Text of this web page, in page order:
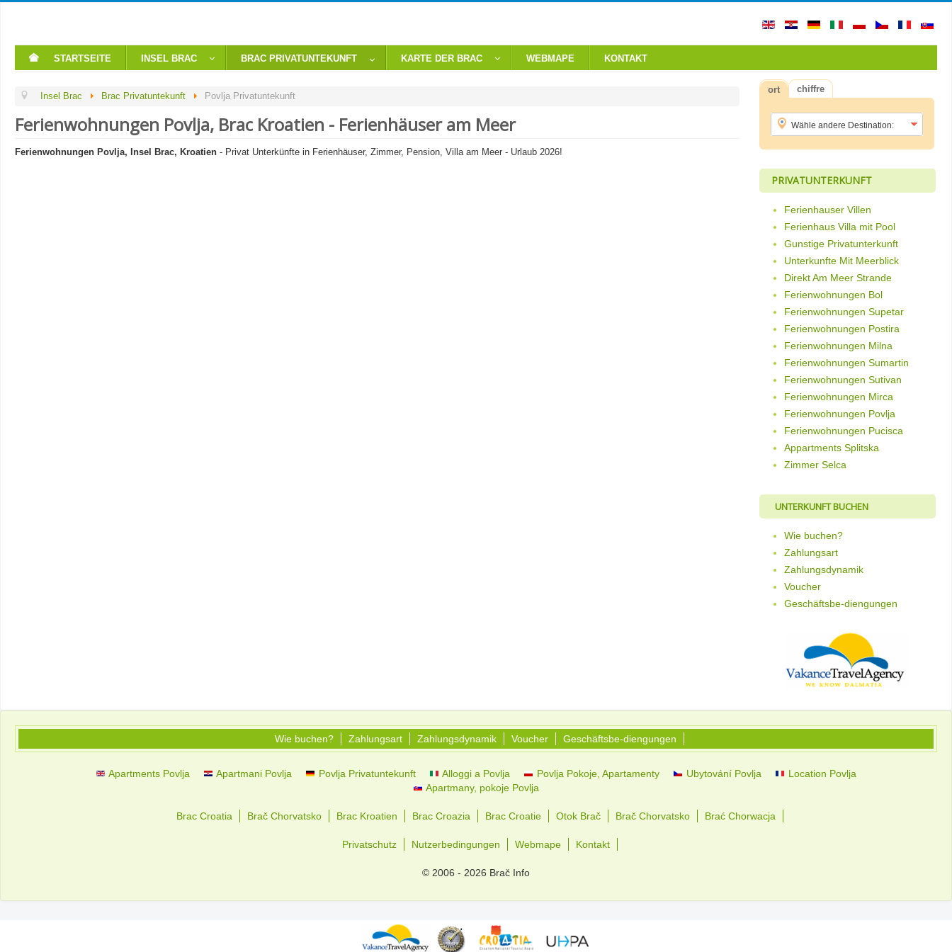
STARTSEITE INSEL BRAC BRAC PRIVATUNTEKUNFT KARTE DER BRAC WEBMAPE KONTAKT
Insel Brac Brac Privatuntekunft Povlja Privatuntekunft
Ferienwohnungen Povlja, Brac Kroatien - Ferienhäuser am Meer
Ferienwohnungen Povlja, Insel Brac, Kroatien - Privat Unterkünfte in Ferienhäuser, Zimmer, Pension, Villa am Meer - Urlaub 2026!
ort chiffre
PRIVATUNTERKUNFT
Ferienhauser Villen
Ferienhaus Villa mit Pool
Gunstige Privatunterkunft
Unterkunfte Mit Meerblick
Direkt Am Meer Strande
Ferienwohnungen Bol
Ferienwohnungen Supetar
Ferienwohnungen Postira
Ferienwohnungen Milna
Ferienwohnungen Sumartin
Ferienwohnungen Sutivan
Ferienwohnungen Mirca
Ferienwohnungen Povlja
Ferienwohnungen Pucisca
Appartments Splitska
Zimmer Selca
UNTERKUNFT BUCHEN
Wie buchen?
Zahlungsart
Zahlungsdynamik
Voucher
Geschäftsbe-diengungen
Wie buchen? Zahlungsart Zahlungsdynamik Voucher Geschäftsbe-diengungen
Apartments Povlja Apartmani Povlja Povlja Privatuntekunft Alloggi a Povlja Povlja Pokoje, Apartamenty Ubytování Povlja
Location Povlja
Apartmany, pokoje Povlja
Brac Croatia Brač Chorvatsko Brac Kroatien Brac Croazia Brac Croatie Otok Brač Brač Chorvatsko Brać Chorwacja
Privatschutz Nutzerbedingungen Webmape Kontakt
© 2006 - 2026 Brač Info